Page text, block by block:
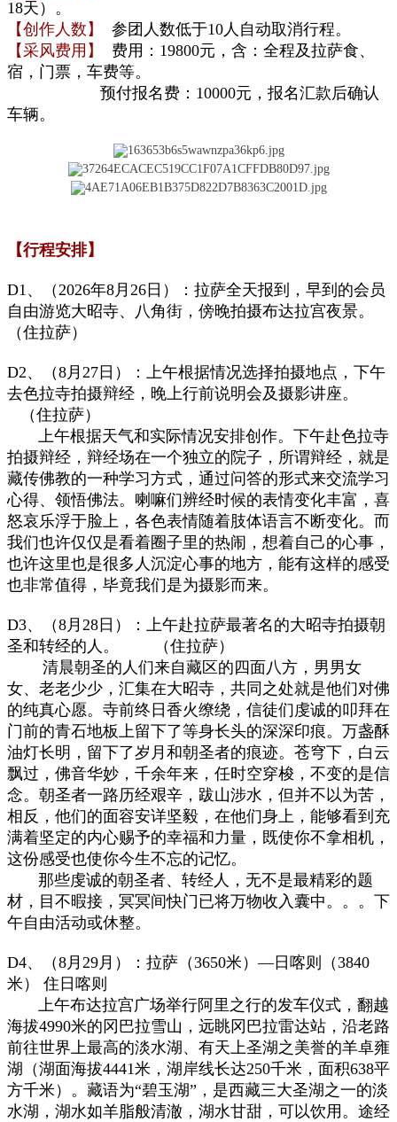
18天）。
【创作人数】
参团人数低于10人自动取消行程。
【采风费用】
费用：19800元，含：全程及拉萨食、
宿，门票 ， 车费等。
预付报名费：10000元，报名汇款后确认
车辆。
【行程安排】
D1、（2026年8月26日）：拉萨全天报到，早到的会员
自由游览大昭寺、八角街，傍晚拍摄布达拉宫夜景。
（住拉萨）
D2、（8月27日）：上午根据情况选择拍摄地点，下午
去色拉寺拍摄辩经，晚上行前说明会及摄影讲座。
（住拉萨）
上午根据天气和实际情况安排创作。下午赴色拉寺
拍摄辩经，辩经场在一个独立的院子，所谓辩经，就是
藏传佛教的一种学习方式，通过问答的形式来交流学习
心得、领悟佛法。喇嘛们辨经时候的表情变化丰富，喜
怒哀乐浮于脸上，各色表情随着肢体语言不断变化。而
我们也许仅仅是看着圈子里的热闹，想着自己的心事，
也许这里也是很多人沉淀心事的地方，能有这样的感受
也非常值得，毕竟我们是为摄影而来。
D3、（8月28日）：上午赴拉萨最著名的大昭寺拍摄朝
圣和转经的人。 （住拉萨）
清晨朝圣的人们来自藏区的四面八方，男男女
女、老老少少，汇集在大昭寺，共同之处就是他们对佛
的纯真心愿。寺前终日香火缭绕，信徒们虔诚的叩拜在
门前的青石地板上留下了等身长头的深深印痕。万盏酥
油灯长明，留下了岁月和朝圣者的痕迹。苍穹下，白云
飘过，佛音华妙，千余年来，任时空穿梭，不变的是信
念。朝圣者一路历经艰辛，跋山涉水，但并不以为苦，
相反，他们的面容安详坚毅，在他们身上，能够看到充
满着坚定的内心赐予的幸福和力量，既使你不拿相机，
这份感受也使你今生不忘的记忆。
那些虔诚的朝圣者、转经人，无不是最精彩的题
材，目不暇接，冥冥间快门已将万物收入囊中。。。下
午自由活动或休整。
D4、（8月29月）：拉萨（3650米）—日喀则（3840
米） 住日喀则
上午布达拉宫广场举行阿里之行的发车仪式，翻越
海拔4990米的冈巴拉雪山，远眺冈巴拉雷达站，沿老路
前往世界上最高的淡水湖、有天上圣湖之美誉的羊卓雍
湖（湖面海拔4441米，湖岸线长达250千米，面积638平
方千米）。藏语为“碧玉湖”，是西藏三大圣湖之一的淡
水湖，湖水如羊脂般清澈，湖水甘甜，可以饮用。途经